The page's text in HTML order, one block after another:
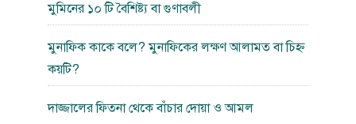
মুমিনের ১০ টি বৈশিষ্ট্য বা গুণাবলী
মুনাফিক কাকে বলে? মুনাফিকের লক্ষণ আলামত বা চিহ্ন
কয়টি?
দাজ্জালের ফিতনা থেকে বাঁচার দোয়া ও আমল